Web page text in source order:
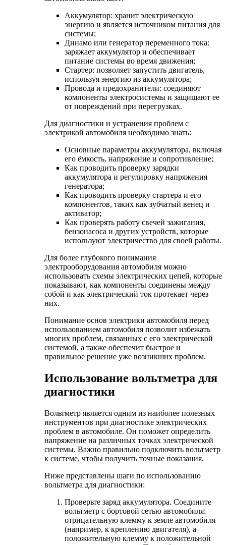
Аккумулятор: хранит электрическую
энергию и является источником питания для
системы;
Динамо или генератор переменного тока:
заряжает аккумулятор и обеспечивает
питание системы во время движения;
Стартер: позволяет запустить двигатель,
используя энергию из аккумулятора;
Провода и предохранители: соединяют
компоненты электросистемы и защищают ее
от повреждений при перегрузках.
Для диагностики и устранения проблем с
электрикой автомобиля необходимо знать:
Основные параметры аккумулятора, включая
его ёмкость, напряжение и сопротивление;
Как проводить проверку зарядки
аккумулятора и регулировку напряжения
генератора;
Как проводить проверку стартера и его
компонентов, таких как зубчатый венец и
активатор;
Как проверять работу свечей зажигания,
бензонасоса и других устройств, которые
используют электричество для своей работы.
Для более глубокого понимания
электрооборудования автомобиля можно
использовать схемы электрических цепей, которые
показывают, как компоненты соединены между
собой и как электрический ток протекает через
них.
Понимание основ электрики автомобиля перед
использованием автомобиля позволит избежать
многих проблем, связанных с его электрической
системой, а также обеспечит быстрое и
правильное решение уже возникших проблем.
Использование вольтметра для
диагностики
Вольтметр является одним из наиболее полезных
инструментов при диагностике электрических
проблем в автомобиле. Он поможет определить
напряжение на различных точках электрической
системы. Важно правильно подключить вольтметр
к системе, чтобы получить точные показания.
Ниже представлены шаги по использованию
вольтметра для диагностики:
Проверьте заряд аккумулятора. Соедините
вольтметр с бортовой сетью автомобиля:
отрицательную клемму к земле автомобиля
(например, к креплению двигателя), а
положительную клемму к положительной